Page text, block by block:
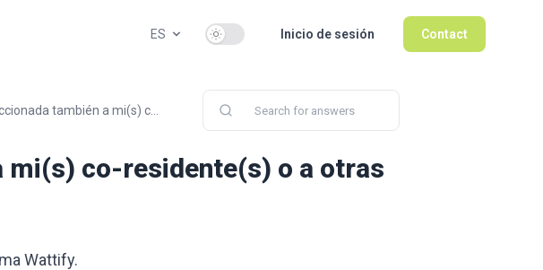
ES Use setting Inicio de sesión Contact
también a mi(s) c...
co-residente(s) o a otras
Wattify.